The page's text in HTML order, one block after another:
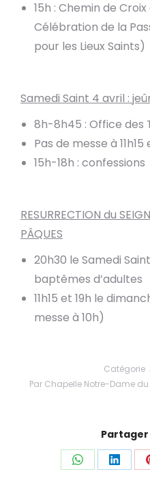
15h : Chemin de
Célébration de la
pour les Lieux Saints)
Samedi Saint 4 avril :
8h-8h45 : Office des
Pas de messe à 11h15
15h-18h : confessions
RESURRECTION du
PÂQUES
20h30 le Samedi
baptêmes d’adultes
11h15 et 19h le
messe à 10h)
Catégorie
Par Chapelle Notre-Dame
Partager